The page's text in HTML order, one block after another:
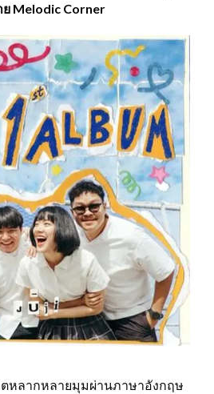
Melodic Corner
ตหลากหลายมุมผ่านภาษาอังกฤษ